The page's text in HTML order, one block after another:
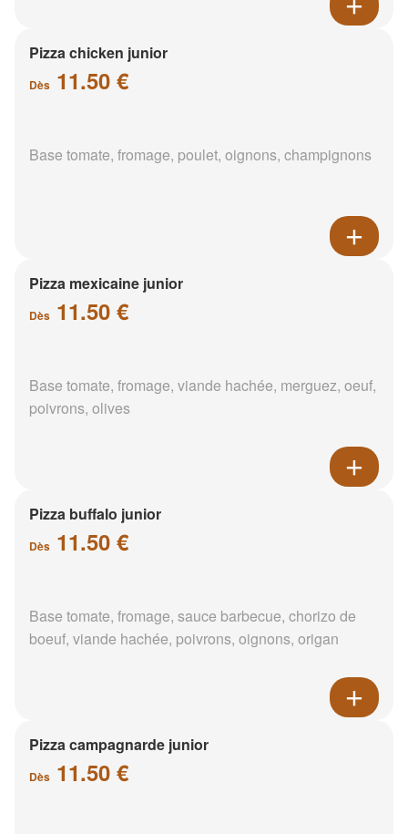
Pizza chicken junior
Dès 11.50 €
Base tomate, fromage, poulet, oignons, champignons
Pizza mexicaine junior
Dès 11.50 €
Base tomate, fromage, viande hachée, merguez, oeuf,
poivrons, olives
Pizza buffalo junior
Dès 11.50 €
Base tomate, fromage, sauce barbecue, chorizo de
boeuf, viande hachée, poivrons, oignons, origan
Pizza campagnarde junior
Dès 11.50 €